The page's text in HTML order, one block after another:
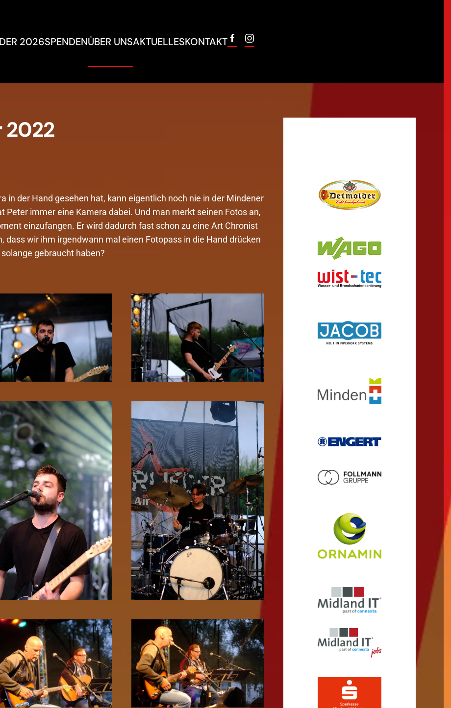
2026SPENDENÜBER UNSAKTUELLESKONTAKT
2022
in der Hand gesehen hat, kann eigentlich noch nie in der Mindener
Peter immer eine Kamera dabei. Und man merkt seinen Fotos an,
einzufangen. Er wird dadurch fast schon zu eine Art Chronist
wir ihm irgendwann mal einen Fotopass in die Hand drücken
gebraucht haben?
Zoom! Zoom!
Zoom! Zoom!
Zoom! Zoom!